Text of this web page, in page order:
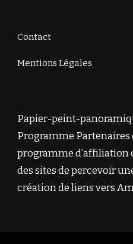
Contact
Mentions Légales
Papier-peint-
Programme Partenaires
programme d’affiliation
des sites de percevoir
création de liens vers